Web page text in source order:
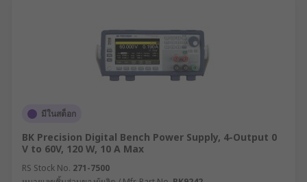
มีในสต็อก
BK Precision Digital Bench Power Supply, 4-Output 0
V to 60V, 120 W, 10 A Max
RS Stock No. 271-7500